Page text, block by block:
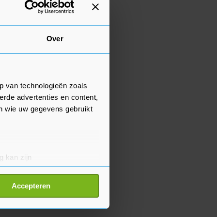
Over
van technologieën zoals
advertenties en content,
wie uw gegevens gebruikt
kan zijn
detailgedeelte
Accepteren